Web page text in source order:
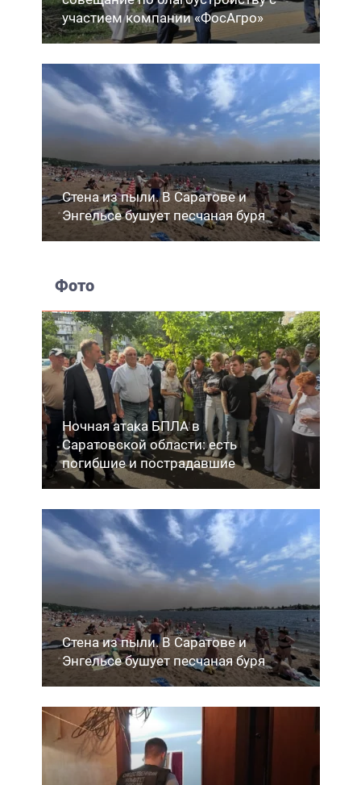
участием компании «ФосАгро»
Стена из пыли. В Саратове и
Энгельсе бушует песчаная буря
Фото
Ночная атака БПЛА в
Саратовской области: есть
погибшие и пострадавшие
Стена из пыли. В Саратове и
Энгельсе бушует песчаная буря